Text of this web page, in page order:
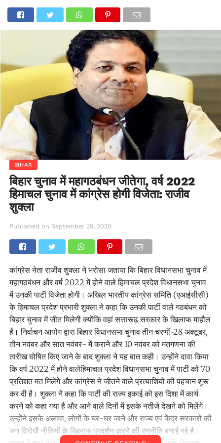
BIHAR
बिहार चुनाव में महागठबंधन जीतेगा, वर्ष 2022
हिमाचल चुनाव में कांग्रेस होगी विजेता: राजीव
शुक्ला
Published on September 25, 2020
कांग्रेस नेता राजीव शुक्ला ने भरोसा जताया कि बिहार विधानसभा चुनाव में
महागठबंधन और वर्ष 2022 में होने वाले हिमाचल प्रदेश विधानसभा चुनाव
में उनकी पार्टी विजेता होगी। अखिल भारतीय कांग्रेस समिति (एआईसीसी)
के हिमाचल प्रदेश प्रभारी शुक्ला ने कहा कि उनकी पार्टी वाले गठबंधन को
बिहार चुनाव में जीत मिलेगी क्योंकि वहां सत्तारूढ़ सरकार के खिलाफ माहौल
है। निर्वाचन आयोग द्वारा बिहार विधानसभा चुनाव तीन चरणों-28 अक्टूबर,
तीन नवंबर और सात नवंबर- में कराने और 10 नवंबर को मतगणना की
तारीख घोषित किए जाने के बाद शुक्ला ने यह बात कही। उन्होंने दावा किया
कि वर्ष 2022 में होने वालेहिमाचल प्रदेश विधानसभा चुनाव में पार्टी को 70
प्रतिशत मत मिलेंगे और कांग्रेस ने जीतने वाले प्रत्याशियों की पहचान शुरू
कर दी है। शुक्ला ने कहा कि पार्टी की राज्य इकाई को इस दिशा में कार्य
करने को कहा गया है और आने वाले दिनों में इसके नतीजे देखने को मिलेंगे।
उन्होंने इसके अलावा, लोगों के घर-घर जाने और राज्य एवं केंद्र सरकारों की
जन विरोधी नीतियों के खिलाफ प्रदर्शन करने की रणनीति बनाई गई है।